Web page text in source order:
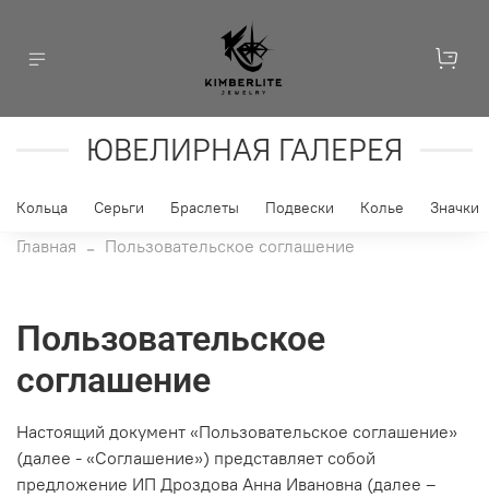
ЮВЕЛИРНАЯ ГАЛЕРЕЯ
Кольца Серьги Браслеты Подвески Колье Значки
Главная Пользовательское соглашение
Пользовательское
соглашение
Настоящий документ «Пользовательское соглашение»
(далее - «Соглашение») представляет собой
предложение ИП Дроздова Анна Ивановна (далее –